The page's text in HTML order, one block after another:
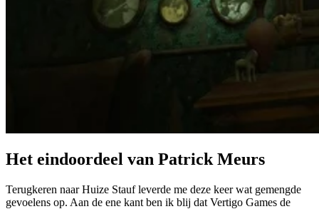
Het eindoordeel van Patrick Meurs
Terugkeren naar Huize Stauf leverde me deze keer wat gemengde
gevoelens op. Aan de ene kant ben ik blij dat Vertigo Games de